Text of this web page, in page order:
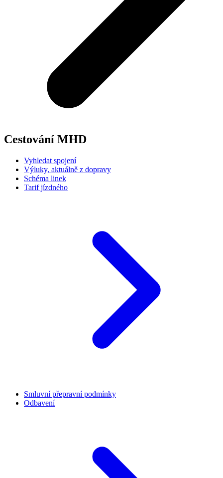
Cestování MHD
Vyhledat spojení
Výluky, aktuálně z dopravy
Schéma linek
Tarif jízdného
Smluvní přepravní podmínky
Odbavení